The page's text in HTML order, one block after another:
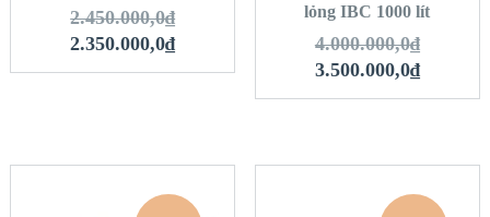
2.450.000,0₫
2.350.000,0₫
lỏng IBC 1000 lít
4.000.000,0₫
3.500.000,0₫